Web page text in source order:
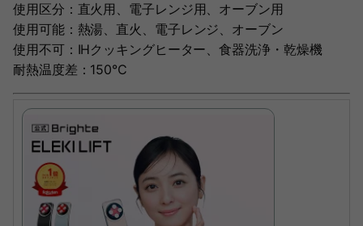
使用区分：直火用、電子レンジ用、オーブン用
使用可能：熱湯、直火、電子レンジ、オーブン
使用不可：IHクッキングヒーター、食器洗浄・乾燥機
耐熱温度差：150℃